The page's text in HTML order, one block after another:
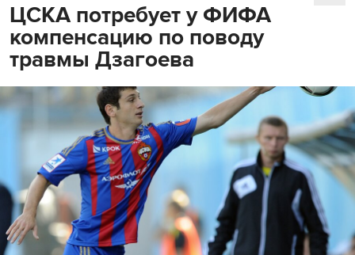
ЦСКА потребует у ФИФА
компенсацию по поводу
травмы Дзагоева